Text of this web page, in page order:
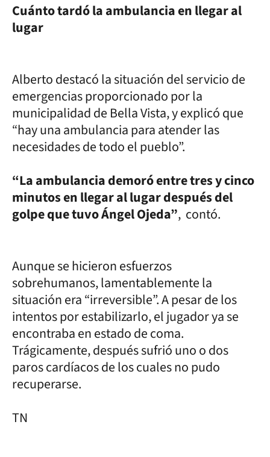
Cuánto tardó la ambulancia en llegar al
lugar
Alberto destacó la situación del servicio de
emergencias proporcionado por la
municipalidad de Bella Vista, y explicó que
“hay una ambulancia para atender las
necesidades de todo el pueblo”.
“La ambulancia demoró entre tres y cinco
minutos en llegar al lugar después del
golpe que tuvo Ángel Ojeda”, contó.
Aunque se hicieron esfuerzos
sobrehumanos, lamentablemente la
situación era “irreversible”. A pesar de los
intentos por estabilizarlo, el jugador ya se
encontraba en estado de coma.
Trágicamente, después sufrió uno o dos
paros cardíacos de los cuales no pudo
recuperarse.
TN